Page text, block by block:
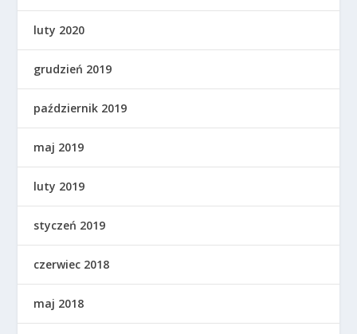
luty 2020
grudzień 2019
październik 2019
maj 2019
luty 2019
styczeń 2019
czerwiec 2018
maj 2018